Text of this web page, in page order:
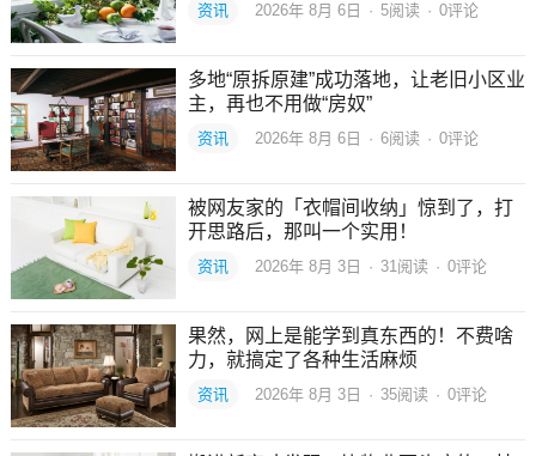
资讯 2026年 8月 6日 · 5阅读 · 0评论
多地“原拆原建”成功落地，让老旧小区业
主，再也不用做“房奴”
资讯 2026年 8月 6日 · 6阅读 · 0评论
被网友家的「衣帽间收纳」惊到了，打
开思路后，那叫一个实用！
资讯 2026年 8月 3日 · 31阅读 · 0评论
果然，网上是能学到真东西的！不费啥
力，就搞定了各种生活麻烦
资讯 2026年 8月 3日 · 35阅读 · 0评论